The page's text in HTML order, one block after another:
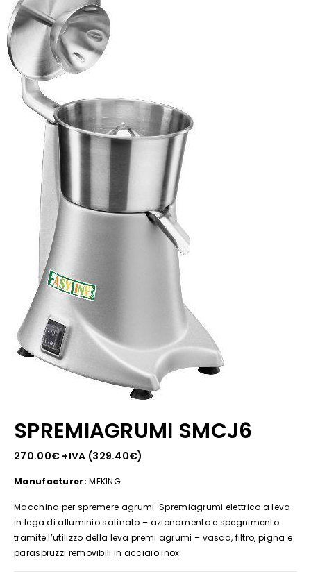
SPREMIAGRUMI SMCJ6
270.00€ +IVA (329.40€)
Manufacturer: MEKING
Macchina per spremere agrumi. Spremiagrumi elettrico a leva
in lega di alluminio satinato – azionamento e spegnimento
tramite l’utilizzo della leva premi agrumi – vasca, filtro, pigna e
paraspruzzi removibili in acciaio inox.